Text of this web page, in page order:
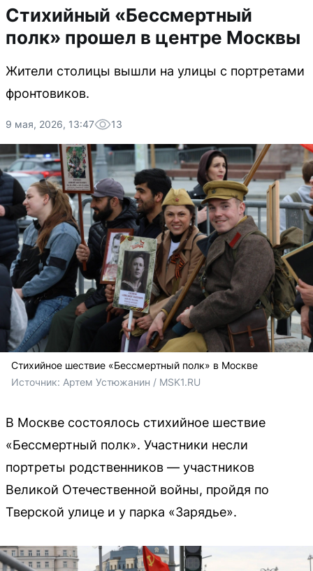
Стихийный «Бессмертный
полк» прошел в центре Москвы
Жители столицы вышли на улицы с портретами
фронтовиков.
9 мая, 2026, 13:47 13
Стихийное шествие «Бессмертный полк» в Москве
Источник: Артем Устюжанин / MSK1.RU
В Москве состоялось стихийное шествие
«Бессмертный полк». Участники несли
портреты родственников — участников
Великой Отечественной войны, пройдя по
Тверской улице и у парка «Зарядье».